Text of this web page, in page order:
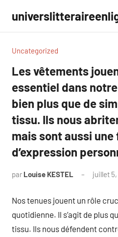
contenu
Uncategorized
Les vêtements
essentiel dans notre
bien plus que de
tissu. Ils nous
mais sont aussi une
d’expression
par Louise KESTEL juillet
Nos tenues jouent un rôle
quotidienne. Il s’agit de plus
tissu. Ils nous défendent